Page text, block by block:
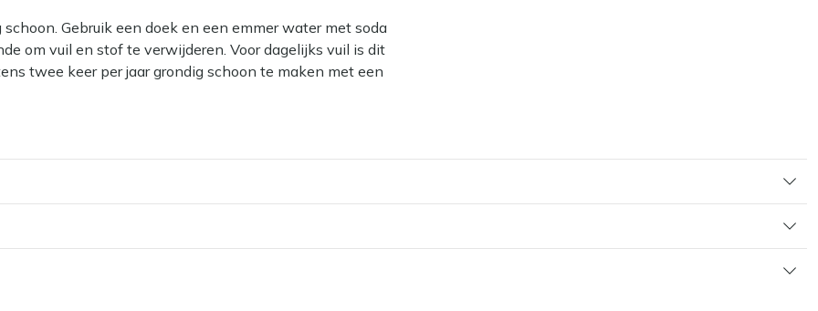
voor schalen, drankjes en een stapel tijdschriften,
Gebruik een doek en een emmer water met soda
om vuil en stof te verwijderen. Voor dagelijks vuil is dit
twee keer per jaar grondig schoon te maken met een
te stoten, waardoor vlekken minder snel intrekken en je